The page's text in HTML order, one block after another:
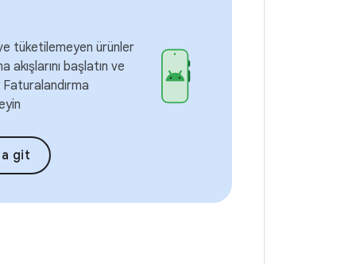
tüketilemeyen ürünler
akışlarını başlatın ve
git